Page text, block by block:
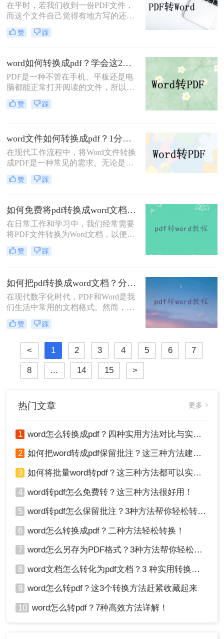
文档转换成pdf格式，帮助读者轻松完
成这一操作。
在平时，若我们收到一份PDF文件，
而这个文件自己觉得有地方写的还不
好，需要对其进行修改，这时候应该
怎么办呢？我们定会想到将PDF文件
换成word呢？让我手把手来教你。
赞 踩
word如何转换成pdf？学会这2个word转pdf方法就够用
PDF是一种不管在手机、平板还是电
脑都能正常打开阅读的文件，所以很
多的时候会将文档转换成PDF的格
式，那么你知道word如何转换成pdf
word转pdf的方法吧。
赞 踩
word文件如何转换成pdf？1分钟让你学会这四个好用方法，真的超简单！
在现代工作流程中，将Word文件转换
成PDF是一种常见的需求。无论是在
学术研究、商业交流还是日常生活
中，将文件保存为PDF格式可以确保
介绍word文件如何转换成pdf的方法，
可帮助您将Word文件转换成PDF格
式。
赞 踩
如何免费将pdf转换成word文档？分享两个实用转换方法！
在日常工作和学习中，我们经常需要
将PDF文件转换为Word文档，以便进
行编辑、修改或格式调整。虽然市面
上有许多专业的PDF转Word工具，但
可以实现PDF到Word的转换。那么如
何免费将pdf转换成word文档呢？本文
将详细介绍几种免费将PDF转换成
Word文档的方法，帮助用户轻松完成
转换任务。
赞 踩
如何把pdf转换成word文档？分享三种简单方法~
在现代数字化时代，PDF和Word是我
们生活中常用的文档格式。然而，有
时候我们需要将PDF转换成Word文
档，以方便编辑、更改或重复利用其
转换成word文档的方法。
赞 踩
< 1 2 3 4 5 6 7
8 ... 14 15 >
热门文章 更多 >
1 word怎么转换成pdf？四种实用方法对比与实操指南（附详细表格）！
2 如何把word转成pdf保留批注？这三种方法建议收藏！
3 如何将批量word转pdf？这三种方法都可以实现批量转换
4 word转pdf怎么免费转？这三种方法很好用！
5 word转pdf怎么保留批注？3种方法帮你轻松转换！
6 word怎么转换成pdf？二种方法轻松转换！
7 word怎么另存为PDF格式？3种方法帮你轻松转换!
8 word文档怎么转化为pdf文档？3 种实用转换方法，完美保留原文档格式！
9 word怎么转pdf？这3个转换方法赶紧收藏起来
10 word怎么转pdf？7种高效方法详解！